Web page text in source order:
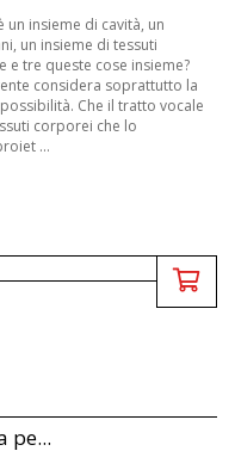
un insieme di cavità, un
un insieme di tessuti
e tre queste cose insieme?
considera soprattutto la
Che il tratto vocale
corporei che lo
...
pe...